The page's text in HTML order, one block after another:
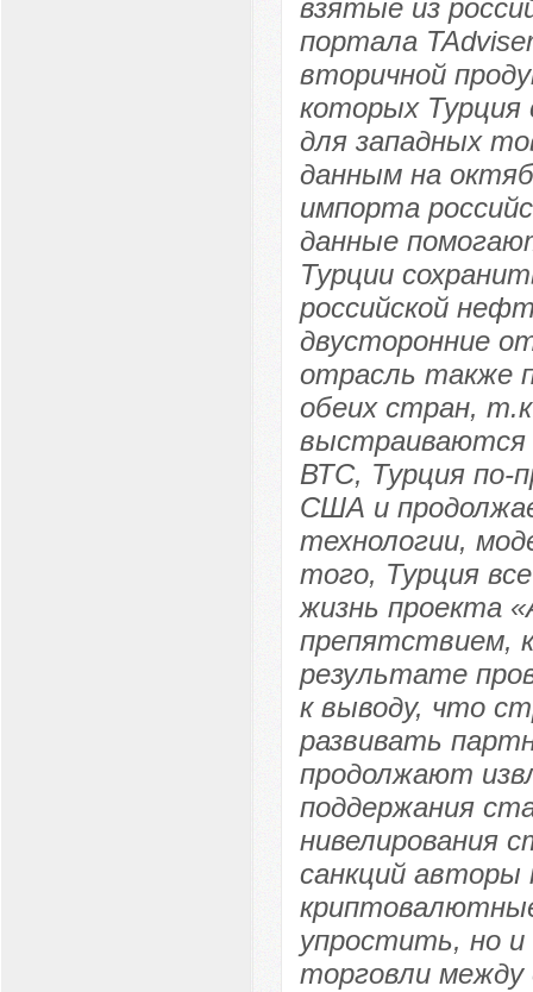
взятые из
портала
вторичной
которых Турция
для западных
данным на
импорта
данные
Турции
российской
двусторонние
отрасль также
обеих стран,
выстраиваются
ВТС, Турция по-
США и
технологии,
того, Турция
жизнь проекта
препятствием,
результате
к выводу, что
развивать
продолжают
поддержания
нивелирования
санкций авторы
упростить, но и
торговли